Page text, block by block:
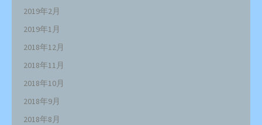
2019年2月
2019年1月
2018年12月
2018年11月
2018年10月
2018年9月
2018年8月